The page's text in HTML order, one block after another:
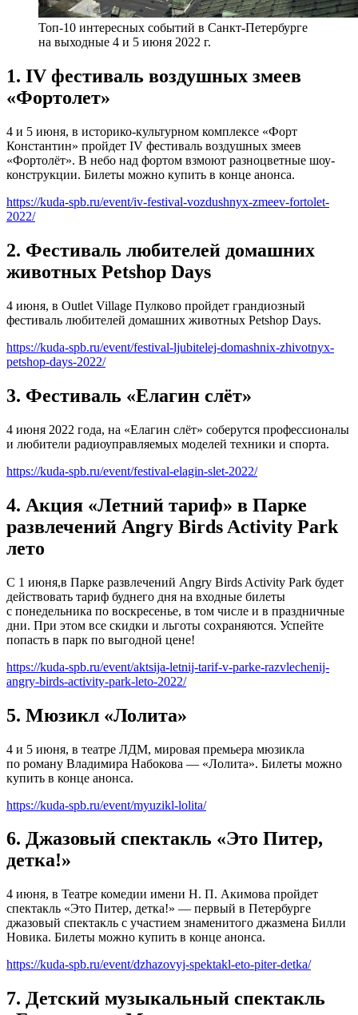
Топ-10 интересных событий в Санкт-Петербурге
на выходные 4 и 5 июня 2022 г.
1. IV фестиваль воздушных змеев
«Фортолет»
4 и 5 июня, в историко-культурном комплексе «Форт
Константин» пройдет IV фестиваль воздушных змеев
«Фортолёт». В небо над фортом взмоют разноцветные шоу-
конструкции. Билеты можно купить в конце анонса.
https://kuda-spb.ru/event/iv-festival-vozdushnyx-zmeev-fortolet-
2022/
2. Фестиваль любителей домашних
животных Petshop Days
4 июня, в Outlet Village Пулково пройдет грандиозный
фестиваль любителей домашних животных Petshop Days.
https://kuda-spb.ru/event/festival-ljubitelej-domashnix-zhivotnyx-
petshop-days-2022/
3. Фестиваль «Елагин слёт»
4 июня 2022 года, на «Елагин слёт» соберутся профессионалы
и любители радиоуправляемых моделей техники и спорта.
https://kuda-spb.ru/event/festival-elagin-slet-2022/
4. Акция «Летний тариф» в Парке
развлечений Angry Birds Activity Park
лето
С 1 июня,в Парке развлечений Angry Birds Activity Park будет
действовать тариф буднего дня на входные билеты
с понедельника по воскресенье, в том числе и в праздничные
дни. При этом все скидки и льготы сохраняются. Успейте
попасть в парк по выгодной цене!
https://kuda-spb.ru/event/aktsija-letnij-tarif-v-parke-razvlechenij-
angry-birds-activity-park-leto-2022/
5. Мюзикл «Лолита»
4 и 5 июня, в театре ЛДМ, мировая премьера мюзикла
по роману Владимира Набокова — «Лолита». Билеты можно
купить в конце анонса.
https://kuda-spb.ru/event/myuzikl-lolita/
6. Джазовый спектакль «Это Питер,
детка!»
4 июня, в Театре комедии имени Н. П. Акимова пройдет
спектакль «Это Питер, детка!» — первый в Петербурге
джазовый спектакль с участием знаменитого джазмена Билли
Новика. Билеты можно купить в конце анонса.
https://kuda-spb.ru/event/dzhazovyj-spektakl-eto-piter-detka/
7. Детский музыкальный спектакль